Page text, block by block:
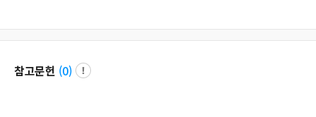
참고문헌 (0)